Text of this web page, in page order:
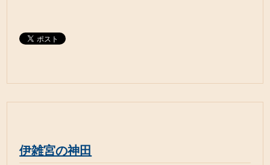
伊雑宮の神田